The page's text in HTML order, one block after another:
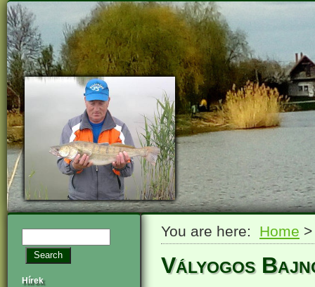
You are here: Home
Vályogos
Hírek